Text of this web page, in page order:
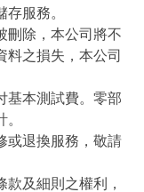
服務。
刪除，本公司將不
料之損失，本公司
基本測試費。零部
或退換服務，敬請
及細則之權利，